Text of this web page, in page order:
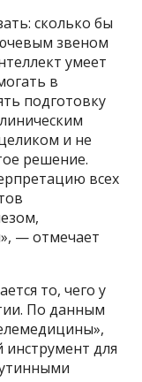
сколько бы
звеном
умеет
в
подготовку
и не
решение.
всех
— отмечает
то, чего у
По данным
для